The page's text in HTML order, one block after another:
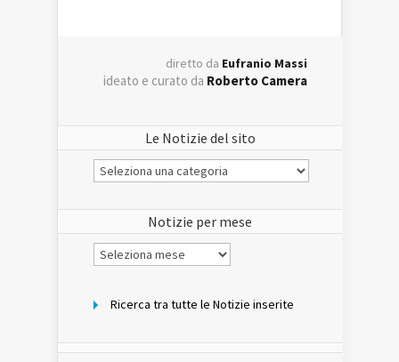
diretto da Eufranio Massi
ideato e curato da Roberto Camera
Le Notizie del sito
Le
Notizie
Notizie per mese
Notizie
per
Ricerca tra tutte le Notizie inserite